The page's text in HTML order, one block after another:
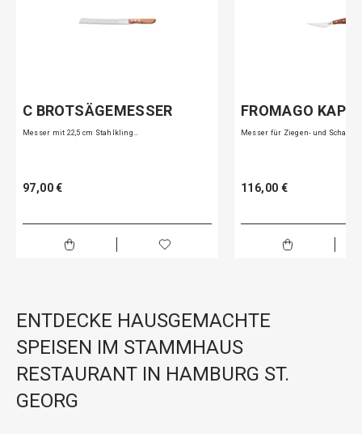
C BROTSÄGEMESSER
Messer mit 22,5 cm Stahlkling…
97,00 €
FROMAGO
Messer für Ziegen- und Schafs…
116,00 €
ENTDECKE HAUSGEMACHTE
SPEISEN IM STAMMHAUS
RESTAURANT IN HAMBURG ST.
GEORG